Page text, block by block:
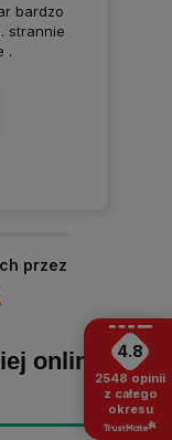
się, że
:)
bardzo
strannie
.
przez
online -4.8
2548 opinii
z całego
okresu